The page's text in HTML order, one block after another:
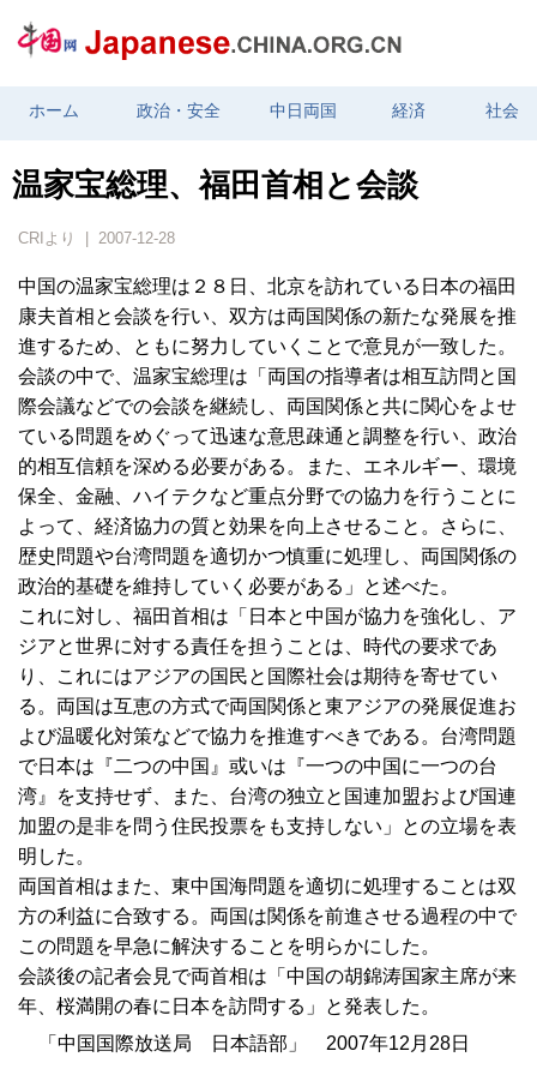
ホーム 政治・安全 中日両国 経済 社会
温家宝総理、福田首相と会談
CRIより | 2007-12-28
中国の温家宝総理は２８日、北京を訪れている日本の福田
康夫首相と会談を行い、双方は両国関係の新たな発展を推
進するため、ともに努力していくことで意見が一致した。
会談の中で、温家宝総理は「両国の指導者は相互訪問と国
際会議などでの会談を継続し、両国関係と共に関心をよせ
ている問題をめぐって迅速な意思疎通と調整を行い、政治
的相互信頼を深める必要がある。また、エネルギー、環境
保全、金融、ハイテクなど重点分野での協力を行うことに
よって、経済協力の質と効果を向上させること。さらに、
歴史問題や台湾問題を適切かつ慎重に処理し、両国関係の
政治的基礎を維持していく必要がある」と述べた。
これに対し、福田首相は「日本と中国が協力を強化し、ア
ジアと世界に対する責任を担うことは、時代の要求であ
り、これにはアジアの国民と国際社会は期待を寄せてい
る。両国は互恵の方式で両国関係と東アジアの発展促進お
よび温暖化対策などで協力を推進すべきである。台湾問題
で日本は『二つの中国』或いは『一つの中国に一つの台
湾』を支持せず、また、台湾の独立と国連加盟および国連
加盟の是非を問う住民投票をも支持しない」との立場を表
明した。
両国首相はまた、東中国海問題を適切に処理することは双
方の利益に合致する。両国は関係を前進させる過程の中で
この問題を早急に解決することを明らかにした。
会談後の記者会見で両首相は「中国の胡錦涛国家主席が来
年、桜満開の春に日本を訪問する」と発表した。
「中国国際放送局 日本語部」 2007年12月28日